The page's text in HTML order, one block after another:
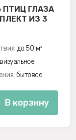
ПТИЦ ГЛАЗА
ИЗ 3
до 50 м²
визуальное
бытовое
В корзину